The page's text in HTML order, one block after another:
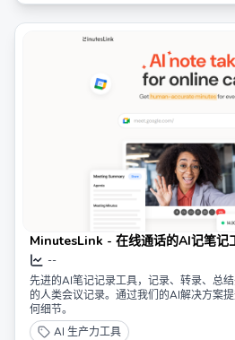
MinutesLink - 在线通话的AI记笔记
--
先进的AI笔记记录工具，记录、转录、总
的人类会议记录。通过我们的AI解决方案
何细节。
AI 生产力工具